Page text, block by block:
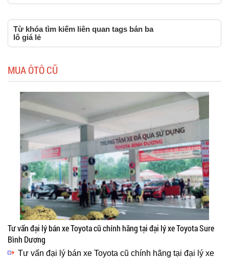
Từ khóa tìm kiếm liên quan tags bán ba
lô giá lẻ
MUA ÔTÔ CŨ
Tư vấn đại lý bán xe Toyota cũ chính hãng tại đại lý xe Toyota Sure
Bình Dương
Tư vấn đại lý bán xe Toyota cũ chính hãng tại đại lý xe